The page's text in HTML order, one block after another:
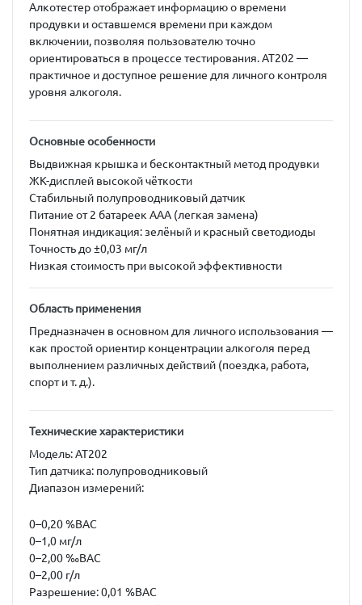
Алкотестер отображает информацию о времени
продувки и оставшемся времени при каждом
включении, позволяя пользователю точно
ориентироваться в процессе тестирования.AT202 —
практичное и доступное решение для личного контроля
уровня алкоголя.
Основные особенности
Выдвижная крышка и бесконтактный метод продувки
ЖК-дисплей высокой чёткости
Стабильный полупроводниковый датчик
Питание от 2 батареек AAA (легкая замена)
Понятная индикация: зелёный и красный светодиоды
Точность до ±0,03 мг/л
Низкая стоимость при высокой эффективности
Область применения
Предназначен в основном для личного использования —
как простой ориентир концентрации алкоголя перед
выполнением различных действий (поездка, работа,
спорт и т. д.).
Технические характеристики
Модель:AT202
Тип датчика: полупроводниковый
Диапазон измерений:
0–0,20 %BAC
0–1,0 мг/л
0–2,00 ‰BAC
0–2,00 г/л
Разрешение:0,01 %BAC